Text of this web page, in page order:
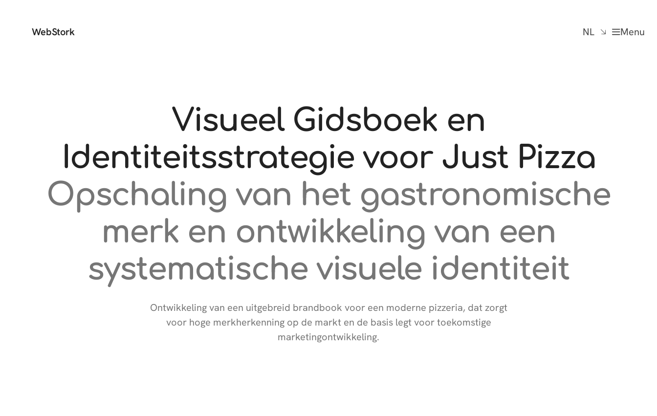
WebStork NL Menu
Visueel Gidsboek en
Identiteitsstrategie voor Just Pizza
Opschaling van het gastronomische
merk en ontwikkeling van een
systematische visuele identiteit
Ontwikkeling van een uitgebreid brandbook voor een moderne pizzeria, dat zorgt
voor hoge merkherkenning op de markt en de basis legt voor toekomstige
marketingontwikkeling.